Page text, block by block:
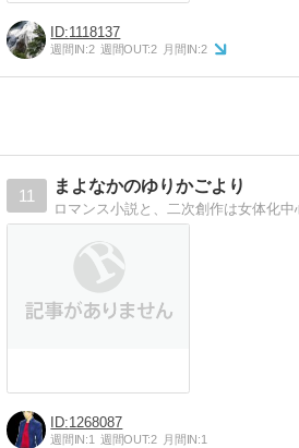
1118137
週間IN:2 週間OUT:2 月間IN:2
11
まよなかのゆりかごより
1268087
週間IN:1 週間OUT:2 月間IN:1